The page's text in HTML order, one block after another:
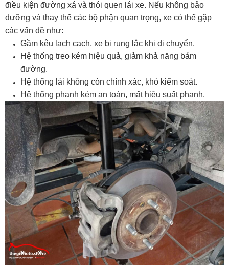
điều kiện đường xá và thói quen lái xe. Nếu không bảo
dưỡng và thay thế các bộ phận quan trọng, xe có thể gặp
các vấn đề như:
Gầm kêu lạch cạch, xe bị rung lắc khi di chuyển.
Hệ thống treo kém hiệu quả, giảm khả năng bám
đường.
Hệ thống lái không còn chính xác, khó kiểm soát.
Hệ thống phanh kém an toàn, mất hiệu suất phanh.